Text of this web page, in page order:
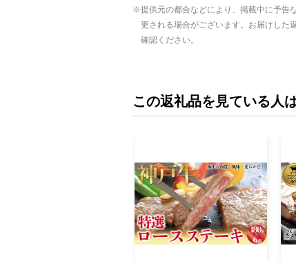
提供元の都合などにより、掲載中に予告
更される場合がございます。お届けした
確認ください。
この返礼品を見ている人